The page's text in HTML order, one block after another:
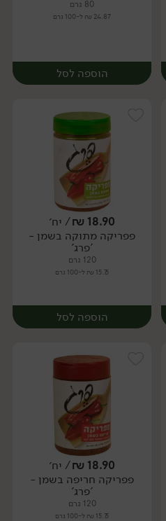
80 גרם
24.87 ₪ ל-100 גרם
הוספה לסל
יח׳
18.90
₪/ יח׳
פפריקה מתוקה בשמן -
'פרג'
120 גרם
15.75 ₪ ל-100 גרם
הוספה לסל
יח׳
18.90
₪/ יח׳
פפריקה חריפה בשמן -
'פרג'
120 גרם
15.75 ₪ ל-100 גרם